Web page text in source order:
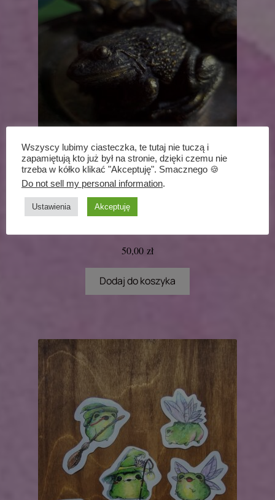
Mydło zdobione – Żabolada – glicerynowe –
czekolada i wanilia
50,00 zł
Dodaj do koszyka
Wszyscy lubimy ciasteczka, te tutaj nie tuczą i
zapamiętują kto już był na stronie, dzięki czemu nie
trzeba w kółko klikać "Akceptuję". Smacznego 🍪
Do not sell my personal information.
Ustawienia Akceptuję